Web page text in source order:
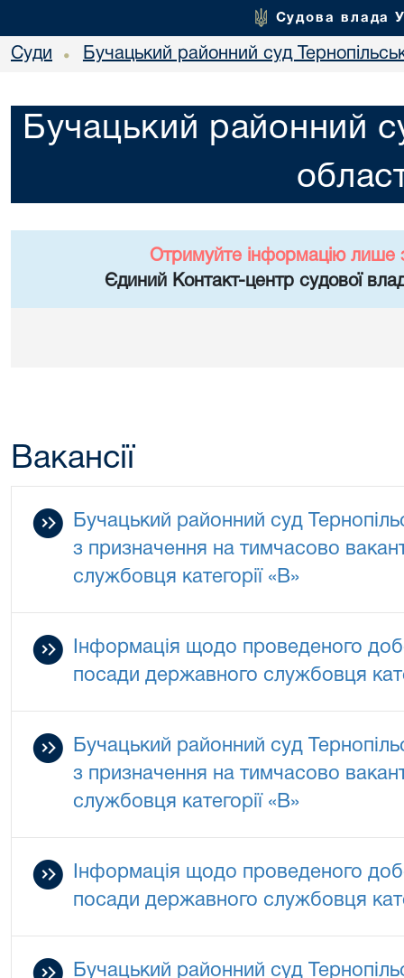
Судова влада
Суди • Бучацький районний суд
Бучацький районний
Отримуйте інформацію лише
Єдиний Контакт-центр судової
Вакансії
Бучацький районний суд
з призначення на тимчасово
службовця категорії «В»
Інформація щодо проведеного
посади державного службовця
Бучацький районний суд
з призначення на тимчасово
службовця категорії «В»
Інформація щодо проведеного
посади державного службовця
Бучацький районний суд